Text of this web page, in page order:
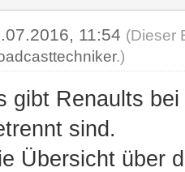
11:54 (Dieser
.)
gibt Renaults
sind.
Übersicht über